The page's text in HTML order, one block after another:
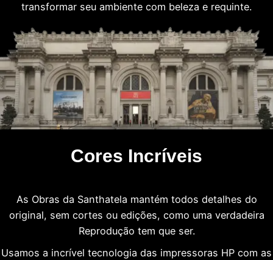
transformar seu ambiente com beleza e requinte.
Cores Incríveis
As Obras da Santhatela mantém todos detalhes do
original, sem cortes ou edições, como uma verdadeira
Reprodução tem que ser.
Usamos a incrível tecnologia das impressoras HP com as